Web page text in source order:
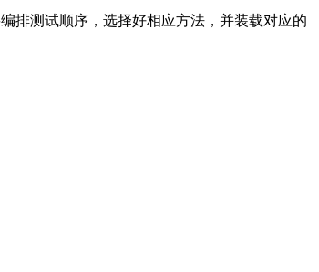
排测试顺序，选择好相应方法，并装载对应的